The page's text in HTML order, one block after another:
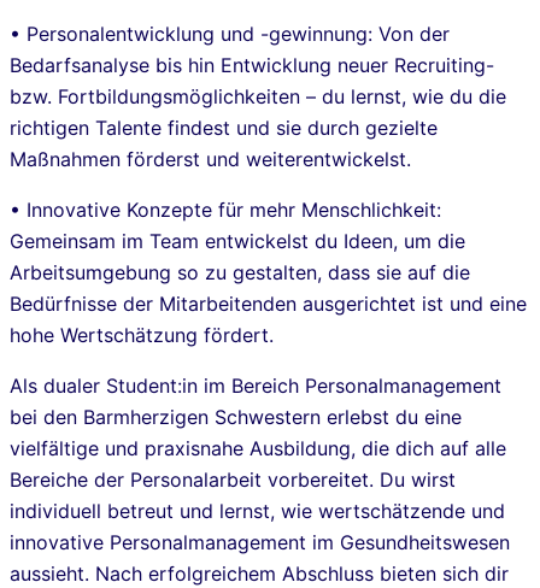
• Personalentwicklung und -gewinnung: Von der
Bedarfsanalyse bis hin Entwicklung neuer Recruiting-
bzw. Fortbildungsmöglichkeiten – du lernst, wie du die
richtigen Talente findest und sie durch gezielte
Maßnahmen förderst und weiterentwickelst.
• Innovative Konzepte für mehr Menschlichkeit:
Gemeinsam im Team entwickelst du Ideen, um die
Arbeitsumgebung so zu gestalten, dass sie auf die
Bedürfnisse der Mitarbeitenden ausgerichtet ist und eine
hohe Wertschätzung fördert.
Als dualer Student:in im Bereich Personalmanagement
bei den Barmherzigen Schwestern erlebst du eine
vielfältige und praxisnahe Ausbildung, die dich auf alle
Bereiche der Personalarbeit vorbereitet. Du wirst
individuell betreut und lernst, wie wertschätzende und
innovative Personalmanagement im Gesundheitswesen
aussieht. Nach erfolgreichem Abschluss bieten sich dir